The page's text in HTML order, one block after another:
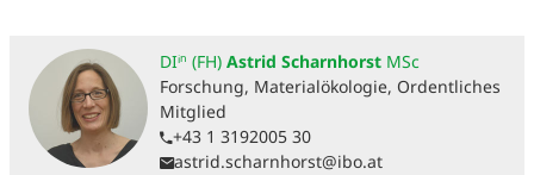
DIⁱⁿ (FH) Astrid Scharnhorst MSc
Forschung, Materialökologie, Ordentliches
Mitglied
+43 1 3192005 30
astrid.scharnhorst@ibo.at